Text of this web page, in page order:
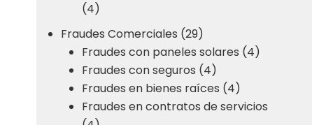
(4)
Fraudes Comerciales (29)
Fraudes con paneles solares (4)
Fraudes con seguros (4)
Fraudes en bienes raíces (4)
Fraudes en contratos de servicios